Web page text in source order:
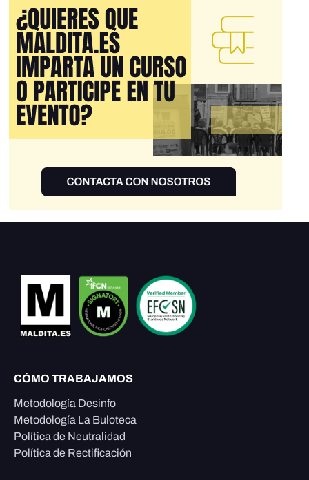
CÓMO TRABAJAMOS
Metodología Desinfo
Metodología La Buloteca
Política de Neutralidad
Política de Rectificación